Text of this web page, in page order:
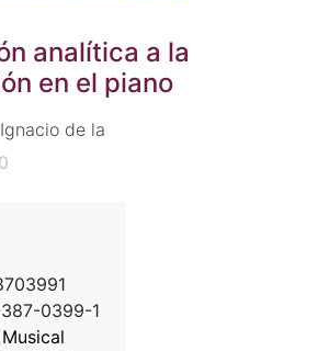
analítica a la
en el piano
de la
0399-1